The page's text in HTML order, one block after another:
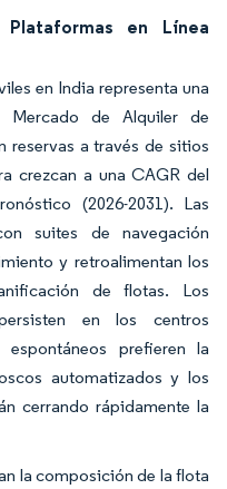
en Línea
en India representa una
Mercado de Alquiler de
reservas a través de sitios
crezcan a una CAGR del
(2026-2031). Las
suites de navegación
y retroalimentan los
de flotas. Los
en los centros
prefieren la
automatizados y los
cerrando rápidamente la
la composición de la flota